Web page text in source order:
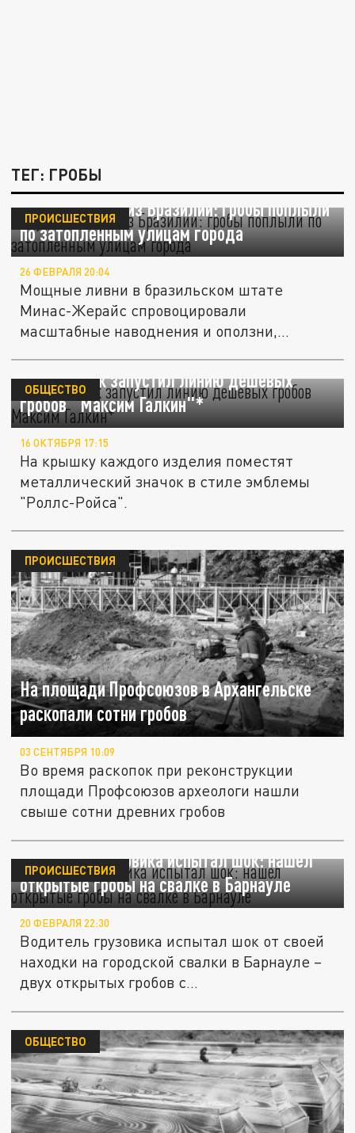
ТЕГ: ГРОБЫ
Жуткие кадры из Бразилии: гробы поплыли
по затопленным улицам города
ПРОИСШЕСТВИЯ
26 ФЕВРАЛЯ 20:04
Мощные ливни в бразильском штате
Минас-Жерайс спровоцировали
масштабные наводнения и оползни,
Ритуальщик запустил линию дешевых
гробов "Максим Галкин"*
ОБЩЕСТВО
16 ОКТЯБРЯ 17:15
На крышку каждого изделия поместят
металлический значок в стиле эмблемы
"Роллс-Ройса".
На площади Профсоюзов в Архангельске
раскопали сотни гробов
ПРОИСШЕСТВИЯ
03 СЕНТЯБРЯ 10:09
Во время раскопок при реконструкции
площади Профсоюзов археологи нашли
свыше сотни древних гробов
Водитель грузовика испытал шок: нашел
открытые гробы на свалке в Барнауле
ПРОИСШЕСТВИЯ
20 ФЕВРАЛЯ 22:30
Водитель грузовика испытал шок от своей
находки на городской свалки в Барнауле –
двух открытых гробов с...
ОБЩЕСТВО